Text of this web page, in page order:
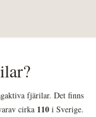
fjärilar. Det finns
cirka 110 i Sverige.